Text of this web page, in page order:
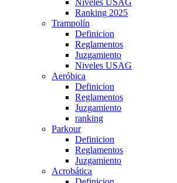
Niveles USAG
Ranking 2025
Trampolín
Definicion
Reglamentos
Juzgamiento
Niveles USAG
Aeróbica
Definicion
Reglamentos
Juzgamiento
ranking
Parkour
Definicion
Reglamentos
Juzgamiento
Acrobática